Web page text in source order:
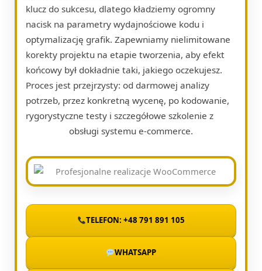
klucz do sukcesu, dlatego kładziemy ogromny
nacisk na parametry wydajnościowe kodu i
optymalizację grafik. Zapewniamy nielimitowane
korekty projektu na etapie tworzenia, aby efekt
końcowy był dokładnie taki, jakiego oczekujesz.
Proces jest przejrzysty: od darmowej analizy
potrzeb, przez konkretną wycenę, po kodowanie,
rygorystyczne testy i szczegółowe szkolenie z
obsługi systemu e-commerce.
TELEFON: +48 791 891 105
WHATSAPP